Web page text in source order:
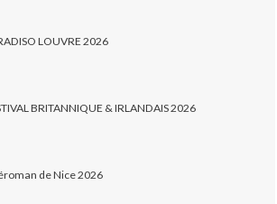
LOUVRE 2026
BRITANNIQUE & IRLANDAIS 2026
de Nice 2026